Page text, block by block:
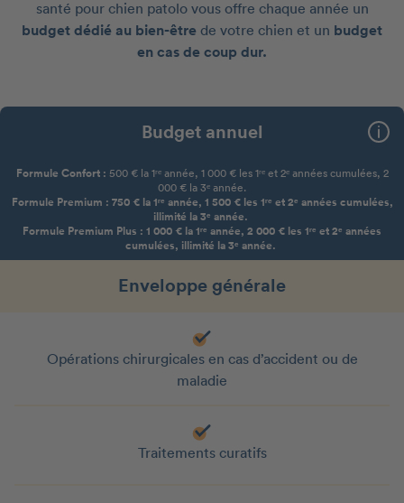
santé pour chien patolo vous offre chaque année un
budget dédié au bien-être de votre chien et un budget
en cas de coup dur.
Budget annuel
Formule Confort : 500 € la 1ʳᵉ année, 1 000 € les 1ʳᵉ et 2ᵉ années cumulées, 2
000 € la 3ᵉ année.
Formule Premium : 750 € la 1ʳᵉ année, 1 500 € les 1ʳᵉ et 2ᵉ années cumulées,
illimité la 3ᵉ année.
Formule Premium Plus : 1 000 € la 1ʳᵉ année, 2 000 € les 1ʳᵉ et 2ᵉ années
cumulées, illimité la 3ᵉ année.
Enveloppe générale
Opérations chirurgicales en cas d’accident ou de
maladie
Traitements curatifs